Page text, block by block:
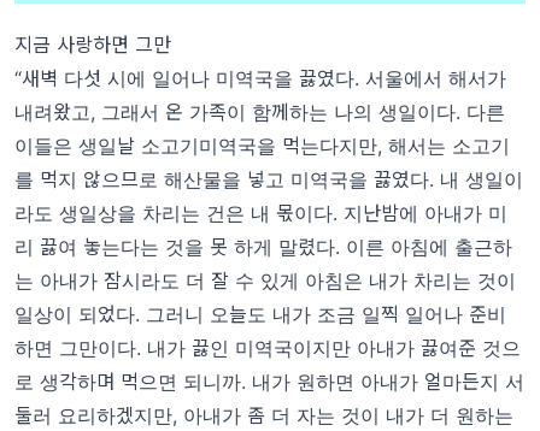
지금 사랑하면 그만
“새벽 다섯 시에 일어나 미역국을 끓였다. 서울에서 해서가
내려왔고, 그래서 온 가족이 함께하는 나의 생일이다. 다른
이들은 생일날 소고기미역국을 먹는다지만, 해서는 소고기
를 먹지 않으므로 해산물을 넣고 미역국을 끓였다. 내 생일이
라도 생일상을 차리는 건은 내 몫이다. 지난밤에 아내가 미
리 끓여 놓는다는 것을 못 하게 말렸다. 이른 아침에 출근하
는 아내가 잠시라도 더 잘 수 있게 아침은 내가 차리는 것이
일상이 되었다. 그러니 오늘도 내가 조금 일찍 일어나 준비
하면 그만이다. 내가 끓인 미역국이지만 아내가 끓여준 것으
로 생각하며 먹으면 되니까. 내가 원하면 아내가 얼마든지 서
둘러 요리하겠지만, 아내가 좀 더 자는 것이 내가 더 원하는